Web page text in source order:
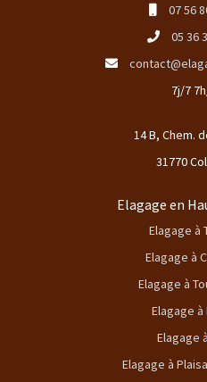
07 56
05 36
7j/7
14 B, Chem.
31770
Elagage en
Elagage à
Elagage à
Elagage à
Elagage à
Elagage
Elagage à